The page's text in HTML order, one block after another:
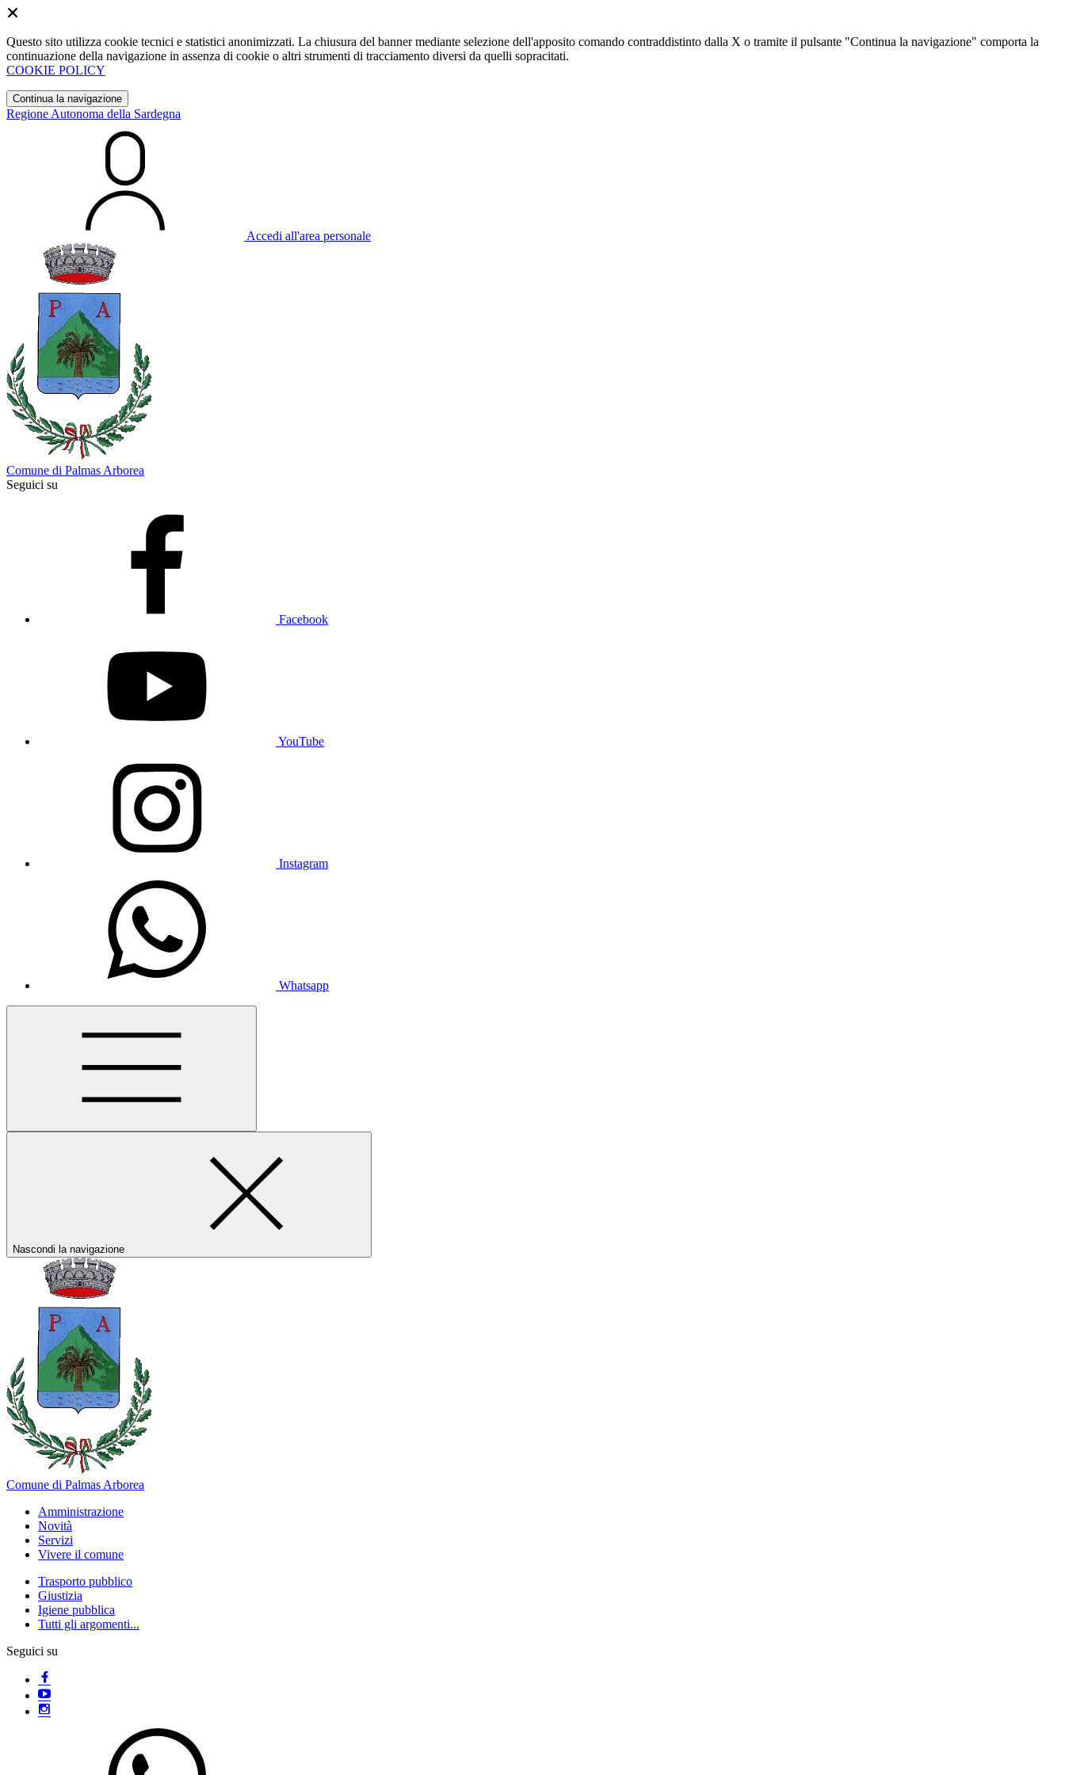
Questo sito utilizza cookie tecnici e statistici anonimizzati. La chiusura del banner mediante selezione dell'apposito comando contraddistinto dalla X o tramite il pulsante "Continua la navigazione" comporta la
continuazione della navigazione in assenza di cookie o altri strumenti di tracciamento diversi da quelli sopracitati.
COOKIE POLICY
Continua la navigazione
Regione Autonoma della Sardegna
Accedi all'area personale
Comune di Palmas Arborea
Seguici su
Facebook
YouTube
Instagram
Whatsapp
Nascondi la navigazione
Comune di Palmas Arborea
Amministrazione
Novità
Servizi
Vivere il comune
Trasporto pubblico
Giustizia
Igiene pubblica
Tutti gli argomenti...
Seguici su